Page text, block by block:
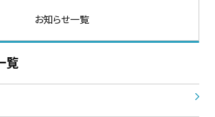
お知らせ一覧
覧